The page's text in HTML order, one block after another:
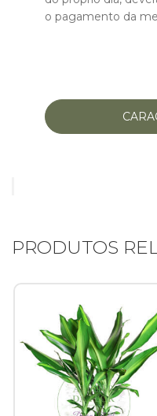
PESQUISAR
o pagamento da
PRODUTOS